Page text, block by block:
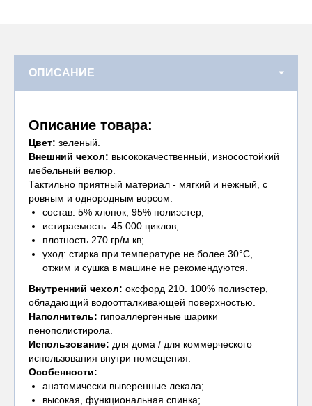
Описание товара:
Цвет: зеленый.
Внешний чехол: высококачественный, износостойкий
мебельный велюр.
Тактильно приятный материал - мягкий и нежный, с
ровным и однородным ворсом.
состав: 5% хлопок, 95% полиэстер;
истираемость: 45 000 циклов;
плотность 270 гр/м.кв;
уход: стирка при температуре не более 30°С,
отжим и сушка в машине не рекомендуются.
Внутренний чехол: оксфорд 210. 100% полиэстер,
обладающий водоотталкивающей поверхностью.
Наполнитель: гипоаллергенные шарики
пенополистирола.
Использование: для дома / для коммерческого
использования внутри помещения.
Особенности:
анатомически выверенные лекала;
высокая, функциональная спинка;